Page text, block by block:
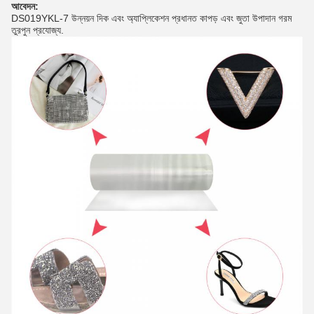
আবেদন:
DS019YKL-7 উন্নয়ন দিক এবং অ্যাপ্লিকেশন প্রধানত কাপড় এবং জুতা উপাদান গরম
তুরপুন প্রযোজ্য.